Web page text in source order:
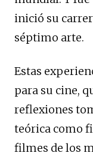
inició su
séptimo arte.
Estas
para su cine,
reflexiones
teórica como
filmes de los